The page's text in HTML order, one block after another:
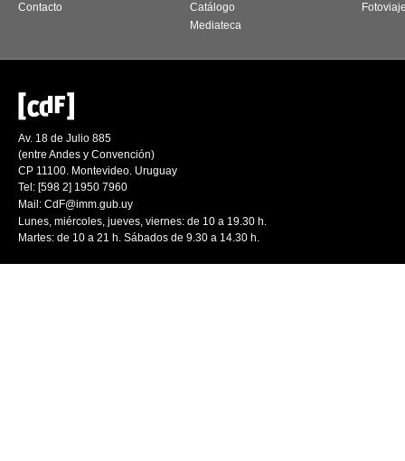
Contacto
Catálogo
Mediateca
Av. 18 de Julio 885
(entre Andes y Convención)
CP 11100. Montevideo. Uruguay
Tel: [598 2] 1950 7960
Mail: CdF@imm.gub.uy
Lunes, miércoles, jueves, viernes: de 10 a 19.30 h.
Martes: de 10 a 21 h. Sábados de 9.30 a 14.30 h.